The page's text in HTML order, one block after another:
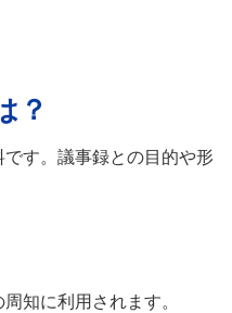
？
す。議事録との目的や形
知に利用されます。